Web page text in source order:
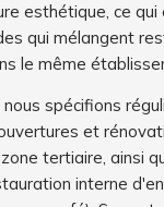
esthétique, ce
qui mélangent
le même
nous spécifions
et
tertiaire, ainsi
interne